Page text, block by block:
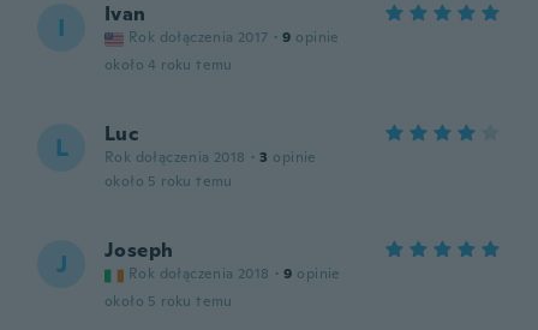
I Ivan
Rok dołączenia 2017 · 9 opinie
około 4 roku temu
L Luc
Rok dołączenia 2018 · 3 opinie
około 5 roku temu
J Joseph
Rok dołączenia 2018 · 9 opinie
około 5 roku temu